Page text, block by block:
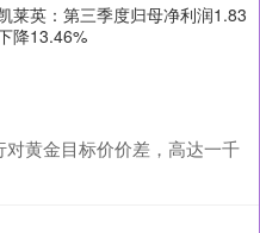
莱英：第三季度归母净利润1.83
降13.46%
黄金目标价价差，高达一千